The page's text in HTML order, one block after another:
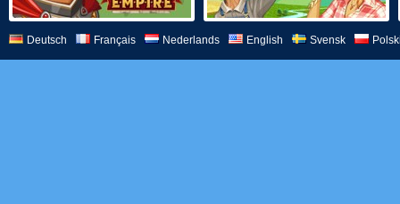
Deutsch Français Nederlands English Svensk